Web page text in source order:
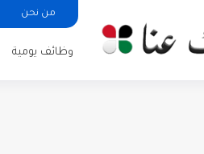
من نحن
وظائف يومية